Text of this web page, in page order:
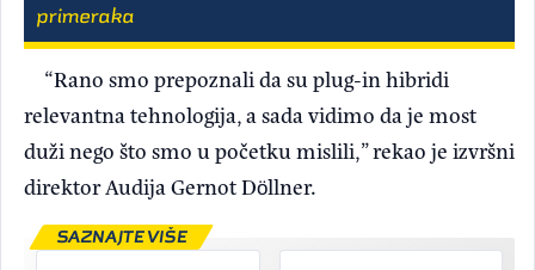
primeraka
“Rano smo prepoznali da su plug-in hibridi
relevantna tehnologija, a sada vidimo da je most
duži nego što smo u početku mislili,” rekao je izvršni
direktor Audija Gernot Döllner.
SAZNAJTE VIŠE